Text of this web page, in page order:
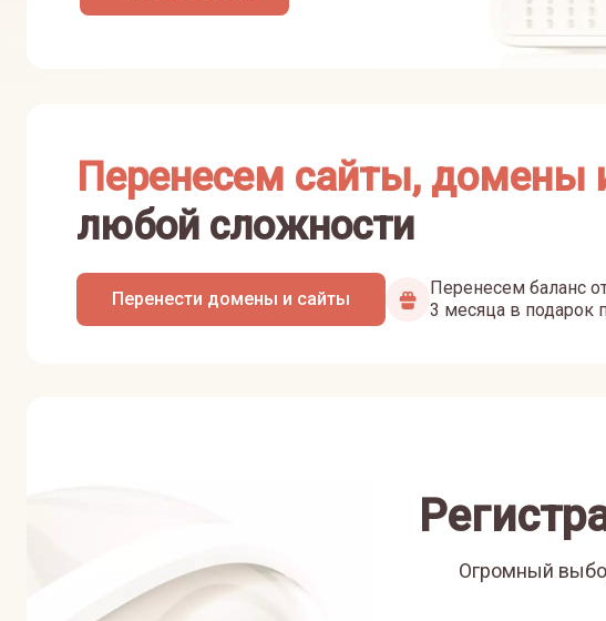
Перенесем сайты, домены
любой сложности
Перенести домены и сайты
Перенесем баланс
3 месяца в подарок
Огромный